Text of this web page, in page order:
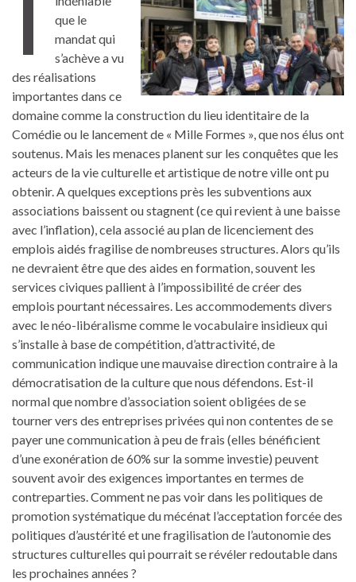
que le
mandat qui
s’achève a vu
des réalisations
importantes dans ce
domaine comme la construction du lieu identitaire de la
Comédie ou le lancement de « Mille Formes », que nos élus ont
soutenus. Mais les menaces planent sur les conquêtes que les
acteurs de la vie culturelle et artistique de notre ville ont pu
obtenir. A quelques exceptions près les subventions aux
associations baissent ou stagnent (ce qui revient à une baisse
avec l’inflation), cela associé au plan de licenciement des
emplois aidés fragilise de nombreuses structures. Alors qu’ils
ne devraient être que des aides en formation, souvent les
services civiques pallient à l’impossibilité de créer des
emplois pourtant nécessaires. Les accommodements divers
avec le néo-libéralisme comme le vocabulaire insidieux qui
s’installe à base de compétition, d’attractivité, de
communication indique une mauvaise direction contraire à la
démocratisation de la culture que nous défendons. Est-il
normal que nombre d’association soient obligées de se
tourner vers des entreprises privées qui non contentes de se
payer une communication à peu de frais (elles bénéficient
d’une exonération de 60% sur la somme investie) peuvent
souvent avoir des exigences importantes en termes de
contreparties. Comment ne pas voir dans les politiques de
promotion systématique du mécénat l’acceptation forcée des
politiques d’austérité et une fragilisation de l’autonomie des
structures culturelles qui pourrait se révéler redoutable dans
les prochaines années ?